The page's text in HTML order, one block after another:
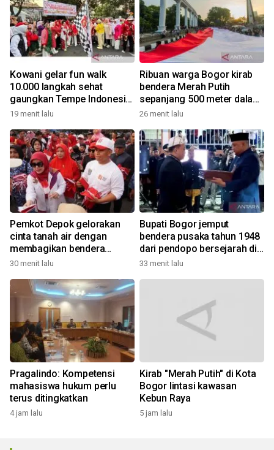
Kowani gelar fun walk
10.000 langkah sehat
gaungkan Tempe Indonesia
Goes to UNESCO
19 menit lalu
Ribuan warga Bogor kirab
bendera Merah Putih
sepanjang 500 meter dalam
rangkaian FMP ke-11
26 menit lalu
Pemkot Depok gelorakan
cinta tanah air dengan
membagikan bendera
merah putih
30 menit lalu
Bupati Bogor jemput
bendera pusaka tahun 1948
dari pendopo bersejarah di
Desa Malasari
33 menit lalu
Pragalindo: Kompetensi
mahasiswa hukum perlu
terus ditingkatkan
4 jam lalu
Kirab "Merah Putih" di Kota
Bogor lintasi kawasan
Kebun Raya
5 jam lalu